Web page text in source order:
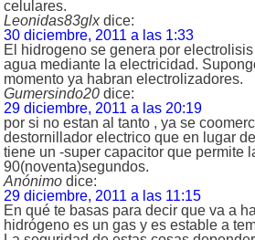
celulares.
Leonidas83glx dice:
30 diciembre, 2011 a las 1:33
El hidrogeno se genera por
agua mediante la electricidad.
momento ya habran electrolizadores.
Gumersindo20 dice:
29 diciembre, 2011 a las 20:19
por si no estan al tanto , ya se
destornillador electrico que en lugar
tiene un -super capacitor que permite
90(noventa)segundos.
Anónimo dice:
29 diciembre, 2011 a las 11:15
En qué te basas para decir que va a
hidrógeno es un gas y es estable a